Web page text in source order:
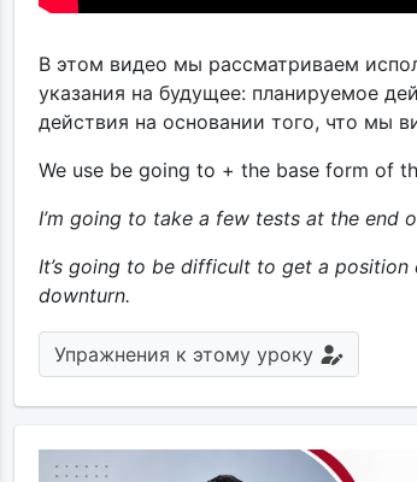
В этом видео мы рассматриваем
указания на будущее: планируемое
действия на основании того, что мы
We use be going to + the base form of
I’m going to take a few tests at the end
It’s going to be difficult to get a
downturn.
Упражнения к этому уроку